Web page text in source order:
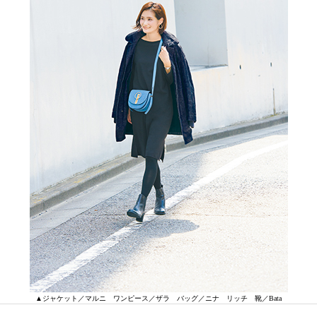
▲ジャケット／マルニ ワンピース／ザラ バッグ／ニナ リッチ 靴／Bata